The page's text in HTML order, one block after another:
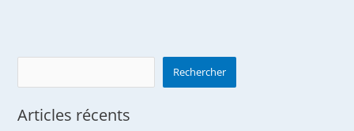
Rechercher
Articles récents